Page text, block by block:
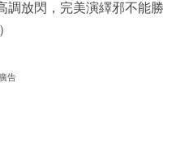
調放閃，完美演繹邪不能勝
廣告